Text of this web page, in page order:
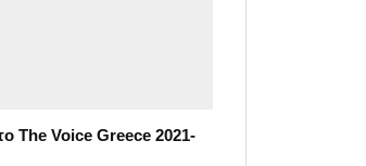
The Voice Greece 2021-